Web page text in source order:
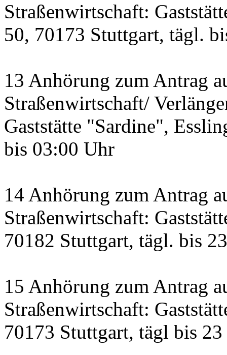
Straßenwirtschaft:
50, 70173 Stuttgart, tägl.
13 Anhörung zum Antrag
Straßenwirtschaft/
Gaststätte "Sardine",
bis 03:00 Uhr
14 Anhörung zum Antrag
Straßenwirtschaft:
70182 Stuttgart, tägl. bis
15 Anhörung zum Antrag
Straßenwirtschaft:
70173 Stuttgart, tägl bis